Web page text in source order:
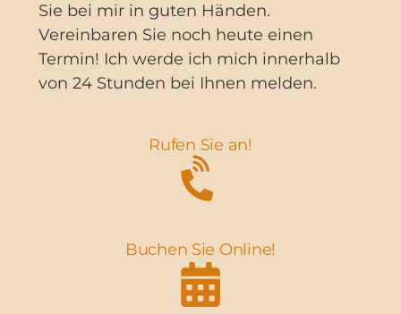
Sie bei mir in guten Händen.
Vereinbaren Sie noch heute einen
Termin! Ich werde ich mich innerhalb
von 24 Stunden bei Ihnen melden.
Rufen Sie an!
Buchen Sie Online!